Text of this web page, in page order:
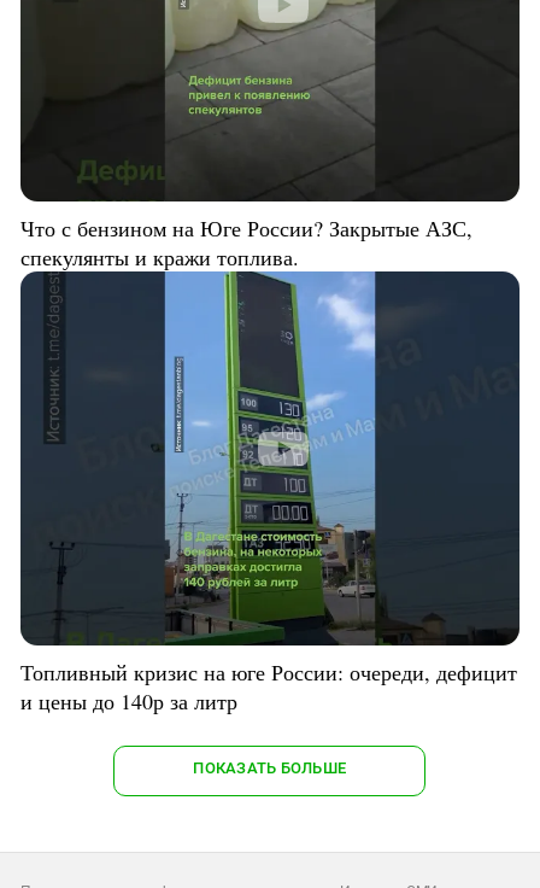
Что с бензином на Юге России? Закрытые АЗС,
спекулянты и кражи топлива.
Топливный кризис на юге России: очереди, дефицит
и цены до 140р за литр
ПОКАЗАТЬ БОЛЬШЕ